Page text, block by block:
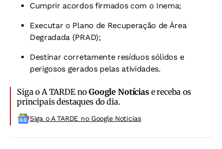
Cumprir acordos firmados com o Inema;
Executar o Plano de Recuperação de Área
Degradada (PRAD);
Destinar corretamente resíduos sólidos e
perigosos gerados pelas atividades.
Siga o A TARDE noGoogle Notíciase receba os
principais destaques do dia.
Siga o A TARDE no Google Noticias